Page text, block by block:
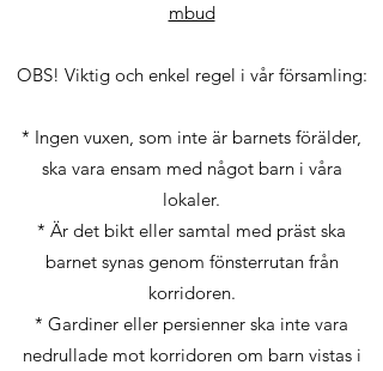
mbud
OBS! Viktig och enkel regel i vår församling:
* Ingen vuxen, som inte är barnets förälder,
ska vara ensam med något barn i våra
lokaler.
* Är det bikt eller samtal med präst ska
barnet synas genom fönsterrutan från
korridoren.
* Gardiner eller persienner ska inte vara
nedrullade mot korridoren om barn vistas i